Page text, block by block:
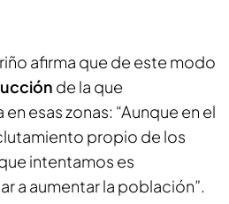
afirma que de este modo
de la que
esas zonas: “Aunque en el
propio de los
intentamos es
a aumentar la población”.